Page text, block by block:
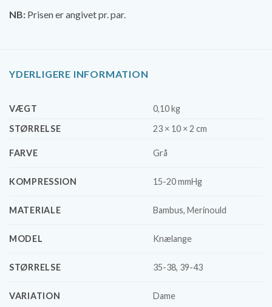
NB: Prisen er angivet pr. par.
YDERLIGERE INFORMATION
VÆGT
0,10 kg
STØRRELSE
23 × 10 × 2 cm
FARVE Grå
KOMPRESSION 15-20 mmHg
MATERIALE Bambus, Merinould
MODEL Knælange
STØRRELSE 35-38, 39-43
VARIATION Dame